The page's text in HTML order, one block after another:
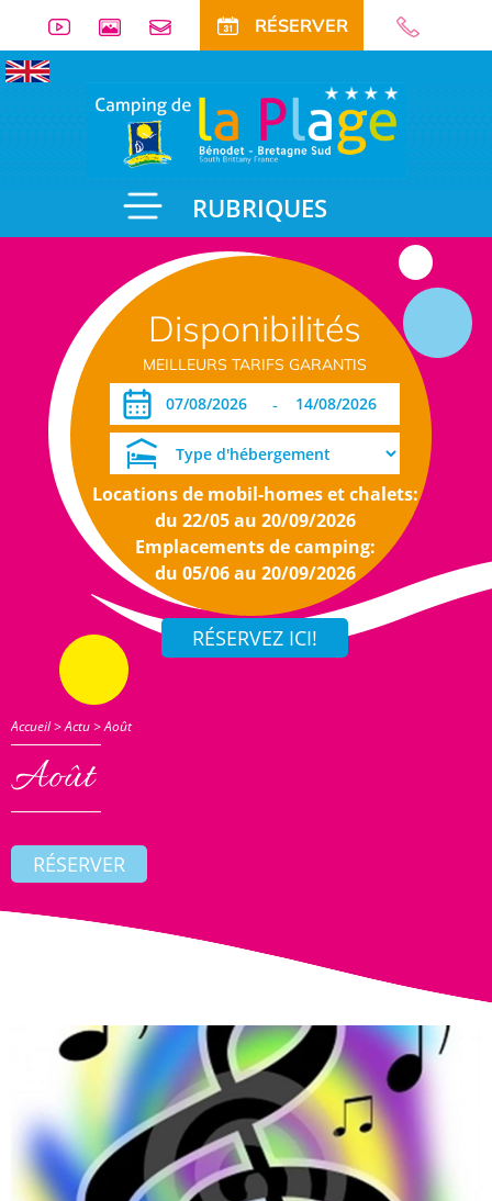
RÉSERVER
RUBRIQUES
Disponibilités
MEILLEURS TARIFS GARANTIS
-
Locations de mobil-homes et chalets:
du 22/05 au 20/09/2026
Emplacements de camping:
du 05/06 au 20/09/2026
Accueil>Actu>Août
Août
RÉSERVER